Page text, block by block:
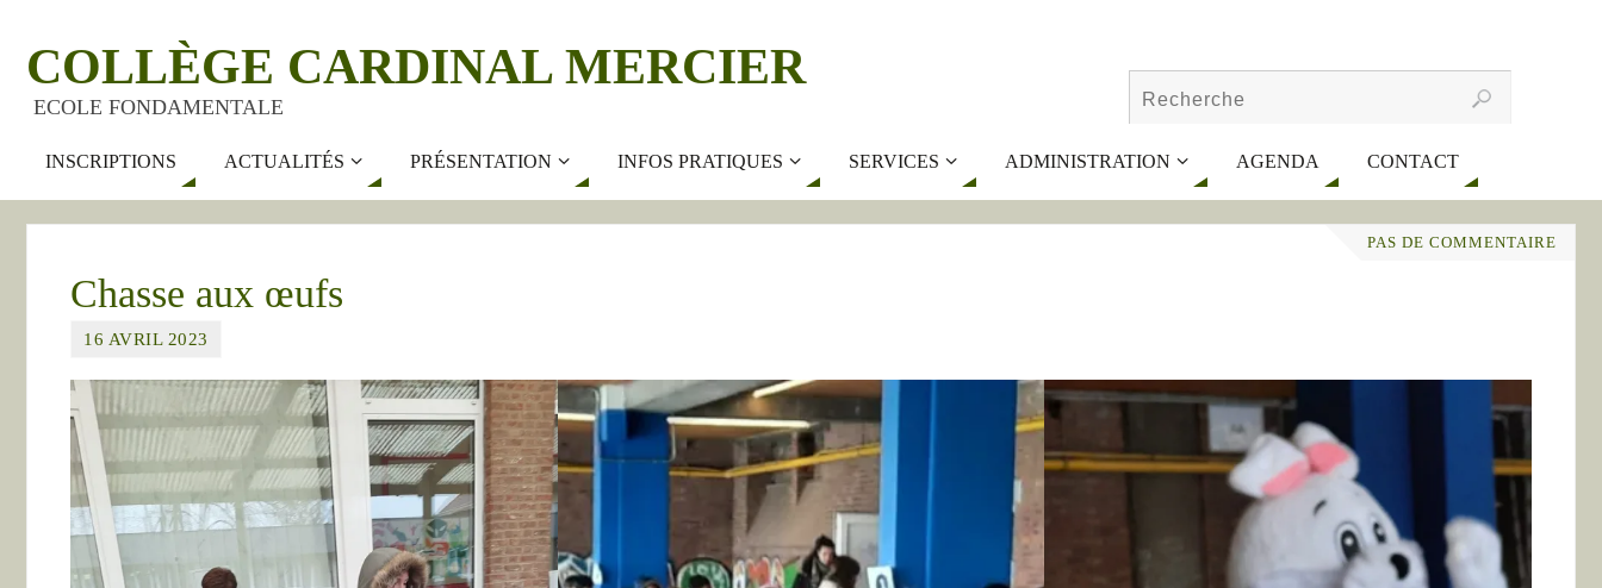
COLLÈGE CARDINAL MERCIER
ECOLE FONDAMENTALE
INSCRIPTIONS ACTUALITÉS PRÉSENTATION INFOS PRATIQUES SERVICES ADMINISTRATION AGENDA CONTACT
PAS DE COMMENTAIRE
Chasse aux œufs
16 AVRIL 2023